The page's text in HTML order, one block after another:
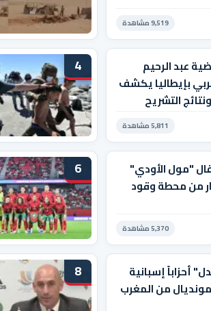
9,519 مشاهدة
عبد الرحيم
بإيطاليا يكشف
التشريح
5,811 مشاهدة
4
"مول الأودي"
من محطة وقود
5,370 مشاهدة
6
أحزاباً إسبانية
من المغرب
8